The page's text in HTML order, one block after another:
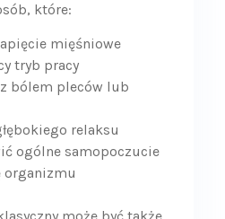
które:
mięśniowe
tryb pracy
bólem pleców lub
relaksu
ogólne samopoczucie
organizmu